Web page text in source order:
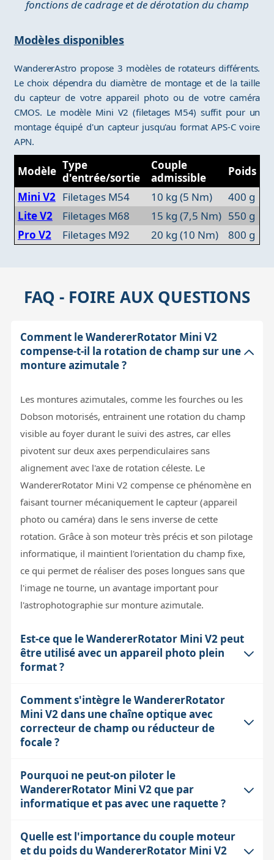
fonctions de cadrage et de dérotation du champ
Modèles disponibles
WandererAstro propose 3 modèles de rotateurs différents.
Le choix dépendra du diamètre de montage et de la taille
du capteur de votre appareil photo ou de votre caméra
CMOS. Le modèle Mini V2 (filetages M54) suffit pour un
montage équipé d'un capteur jusqu'au format APS-C voire
APN.
Modèle Type
d'entrée/sortie
Couple
admissible
Poids
Mini V2 Filetages M54 10 kg (5 Nm)
400 g
Lite V2
Filetages M68 15 kg (7,5 Nm) 550 g
Pro V2
Filetages M92 20 kg (10 Nm) 800 g
FAQ - FOIRE AUX QUESTIONS
Comment le WandererRotator Mini V2
compense-t-il la rotation de champ sur une
monture azimutale ?
Les montures azimutales, comme les fourches ou les
Dobson motorisés, entrainent une rotation du champ
visible au foyer durant le suivi des astres, car elles
pivotent sur deux axes perpendiculaires sans
alignement avec l'axe de rotation céleste. Le
WandererRotator Mini V2 compense ce phénomène en
faisant tourner mécaniquement le capteur (appareil
photo ou caméra) dans le sens inverse de cette
rotation. Grâce à son moteur très précis et son pilotage
informatique, il maintient l'orientation du champ fixe,
ce qui permet de réaliser des poses longues sans que
l'image ne tourne, un avantage important pour
l'astrophotographie sur monture azimutale.
Est-ce que le WandererRotator Mini V2 peut
être utilisé avec un appareil photo plein
format ?
Le modèle Mini V2 est prévu pour des filets M54 et
convient idéalement à des capteurs jusqu'au format
APS-C. Pour un plein format, la taille plus grande du
dépasser les capacités optimales de ce modèle, en
particulier en termes de couple moteur et stabilité. Il
est conseillé d'opter pour les versions Lite (M68) ou
adapté aux plus grands capteurs pour éviter tout
risque de tilt ou de perte de précision.
Comment s'intègre le WandererRotator
Mini V2 dans une chaîne optique avec
correcteur de champ ou réducteur de
focale ?
Le WandererRotator Mini V2 affiche un tirage
mécanique très faible (10 mm), ce qui facilite son
insertion entre le télescope et les accessoires optiques
focale. Cependant, le tirage total doit être pris en
Pourquoi ne peut-on piloter le
WandererRotator Mini V2 que par
informatique et pas avec une raquette ?
Le WandererRotator Mini V2 est conçu pour un
pilotage précis, automatisé et à distance, notamment
Quelle est l'importance du couple moteur
et du poids du WandererRotator Mini V2